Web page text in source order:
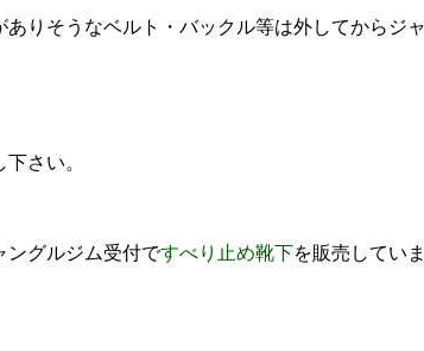
りそうなベルト・バックル等は外してからジ
さい。
ングルジム受付ですべり止め靴下を販売してい